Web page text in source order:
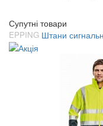
Супутні товари
EPPING Штани